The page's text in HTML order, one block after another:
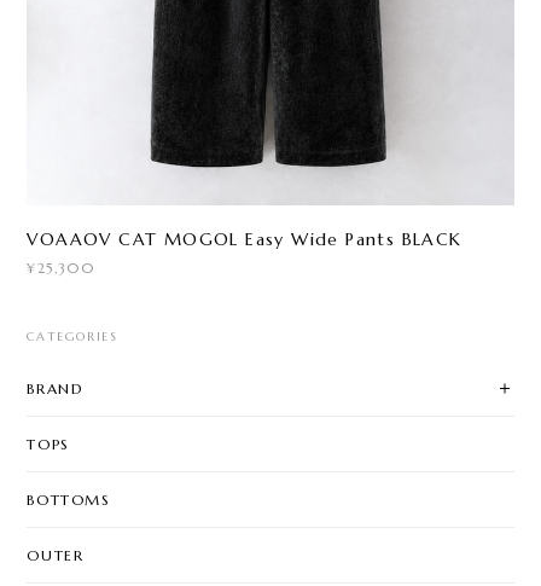
VOAAOV CAT MOGOL Easy Wide Pants BLACK
¥25,300
CATEGORIES
BRAND
TOPS
BOTTOMS
OUTER